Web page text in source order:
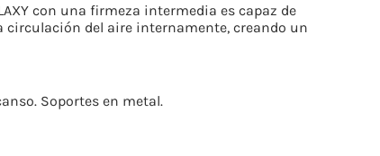
con una firmeza intermedia es capaz de
circulación del aire internamente, creando un
Soportes en metal.